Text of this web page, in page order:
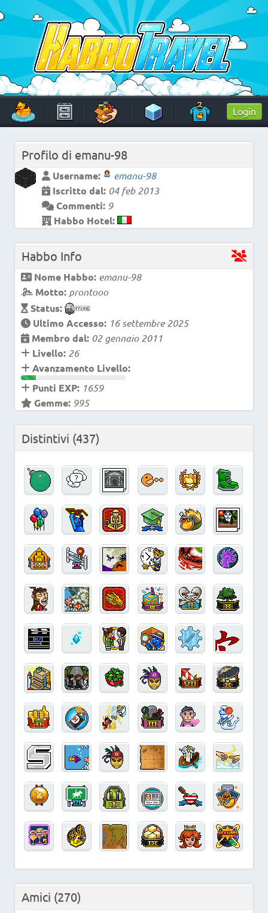
to
content
HabboTravel
Un viaggio di pixel!
Login
Profilo di emanu-98
Username:
emanu-98
Iscritto dal: 04 feb 2013
Commenti: 9
Habbo Hotel:
Habbo Info
Nome Habbo: emanu-98
Motto: prontooo
Status:
Ultimo Accesso: 16 settembre 2025
Membro dal: 02 gennaio 2011
Livello: 26
Avanzamento Livello:
Punti EXP: 1659
Gemme: 995
Distintivi (437)
Amici (270)